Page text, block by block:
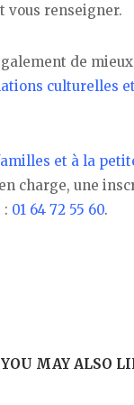
vous renseigner.
de
culturelles
et à la
charge, une
: 01 64 72 55 60.
YOU MAY ALSO